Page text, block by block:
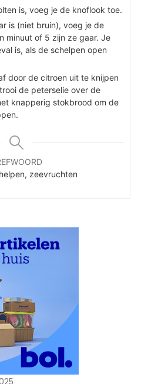
is, voeg je de knoflook toe.
is (niet bruin), voeg je de
minuut of 5 zijn ze gaar. Je
is, als de schelpen open
door de citroen uit te knijpen
de peterselie over de
knapperig stokbrood om de
zeevruchten